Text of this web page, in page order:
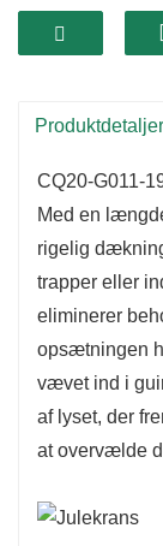
det grønne
din
Produktdetaljer
CQ20-G011-
Med en
rigelig
trapper eller
eliminerer
opsætningen
vævet ind i
af lyset, der
at overvælde